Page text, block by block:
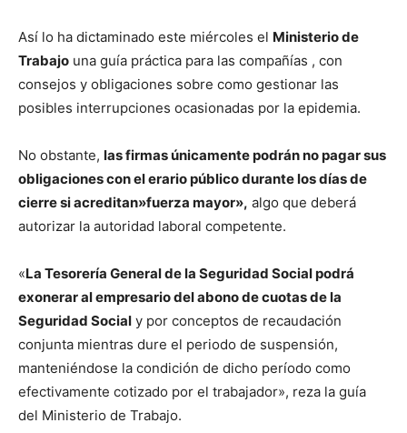
Así lo ha dictaminado este miércoles el Ministerio de
Trabajo una guía práctica para las compañías , con
consejos y obligaciones sobre como gestionar las
posibles interrupciones ocasionadas por la epidemia.
No obstante, las firmas únicamente podrán no pagar sus
obligaciones con el erario público durante los días de
cierre si acreditan»fuerza mayor», algo que deberá
autorizar la autoridad laboral competente.
«La Tesorería General de la Seguridad Social podrá
exonerar al empresario del abono de cuotas de la
Seguridad Social y por conceptos de recaudación
conjunta mientras dure el periodo de suspensión,
manteniéndose la condición de dicho período como
efectivamente cotizado por el trabajador», reza la guía
del Ministerio de Trabajo.